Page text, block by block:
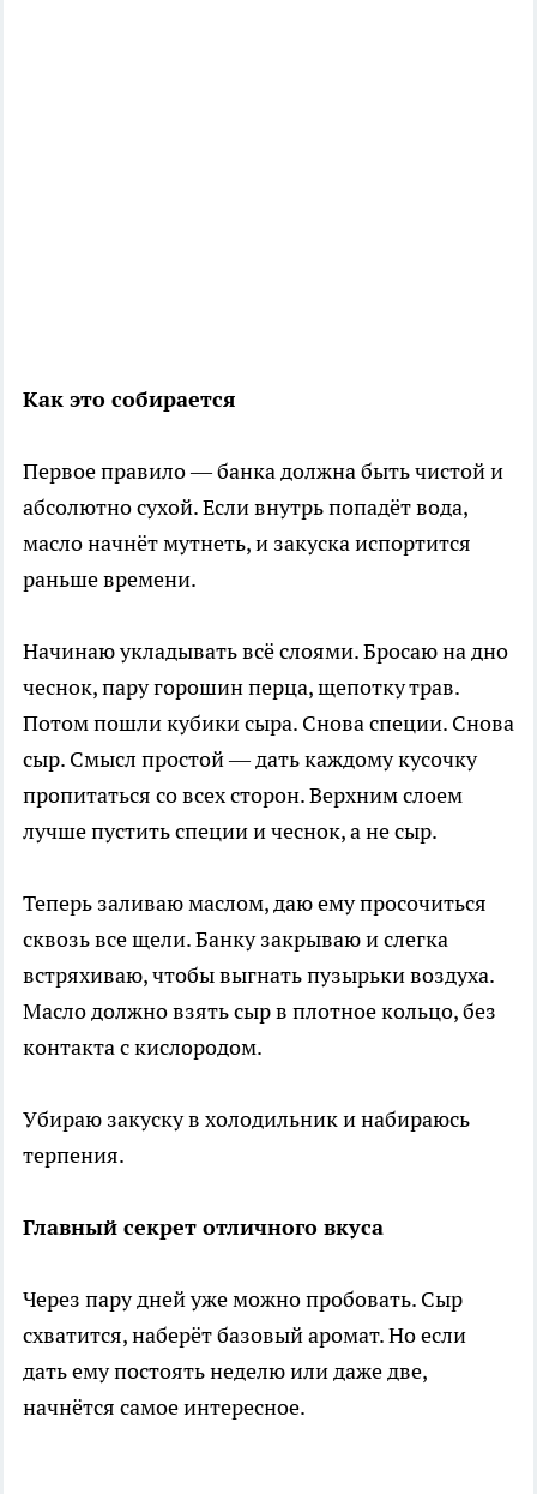
Как это собирается
Первое правило — банка должна быть чистой и
абсолютно сухой. Если внутрь попадёт вода,
масло начнёт мутнеть, и закуска испортится
раньше времени.
Начинаю укладывать всё слоями. Бросаю на дно
чеснок, пару горошин перца, щепотку трав.
Потом пошли кубики сыра. Снова специи. Снова
сыр. Смысл простой — дать каждому кусочку
пропитаться со всех сторон. Верхним слоем
лучше пустить специи и чеснок, а не сыр.
Теперь заливаю маслом, даю ему просочиться
сквозь все щели. Банку закрываю и слегка
встряхиваю, чтобы выгнать пузырьки воздуха.
Масло должно взять сыр в плотное кольцо, без
контакта с кислородом.
Убираю закуску в холодильник и набираюсь
терпения.
Главный секрет отличного вкуса
Через пару дней уже можно пробовать. Сыр
схватится, наберёт базовый аромат. Но если
дать ему постоять неделю или даже две,
начнётся самое интересное.